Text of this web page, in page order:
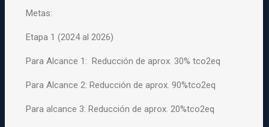
Metas:
Etapa 1 (2024 al 2026)
Para Alcance 1: Reducción de aprox. 30% tco2eq
Para Alcance 2: Reducción de aprox. 90%tco2eq
Para alcance 3: Reducción de aprox. 20%tco2eq